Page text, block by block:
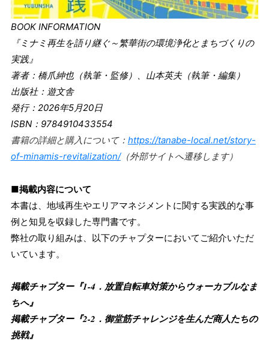
BOOK INFORMATION
『ミナミ再生を語り継ぐ～繁華街の環境浄化とまちづくりの
実践』
著者：橋爪紳也（執筆・監修）、山本英夫（執筆・編集）
出版社：遊文舎
発行：2026年5月20日
ISBN：9784910433554
書籍の詳細と購入について： https://tanabe-local.net/story-
of-minamis-revitalization/（外部サイトへ遷移します）
■掲載内容について
本書は、地域再生やエリアマネジメントに関する実践的な事
例と知見を収録した専門書です。
弊社の取り組みは、以下のチャプターにおいてご紹介いただ
いています。
掲載チャプター『1-4．放置自転車対策からウォーカブルなま
ちへ』
掲載チャプター『2-2．御堂筋チャレンジを生んだ商人たちの
挑戦』